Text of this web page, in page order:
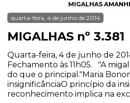
MIGALHAS
quarta-feira, 4 de junho de 2014
MIGALHAS nº 3.381
Quarta-feira, 4 de junho de
Fechamento às 11h05. "A
do que o principal."Maria
insignificânciaO princípio da
reconhecimento implica na